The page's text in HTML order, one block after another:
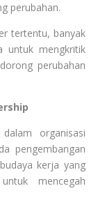
perubahan.
tertentu, banyak
untuk mengkritik
perubahan
organisasi
pengembangan
kerja yang
mencegah